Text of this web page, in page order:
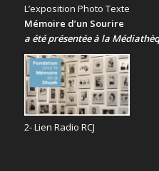
L’exposition Photo Texte
Mémoire d’un Sourire
a été présentéeà la
2- Lien Radio RCJ